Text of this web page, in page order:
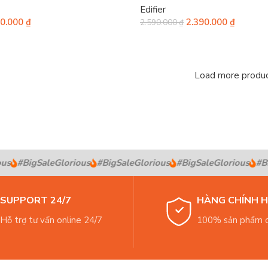
₫
Edifier
2.590.000₫ 2.390.000 ₫
Load more
#BigSaleGlorious #BigSaleGlorious #BigSaleGlorious
SUPPORT 24/7
Hỗ trợ tư vấn online 24/7
HÀNG CHÍNH
100% sản phẩm